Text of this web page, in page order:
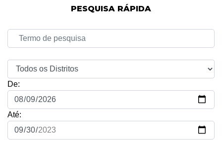
PESQUISA RÁPIDA
De:
Até: